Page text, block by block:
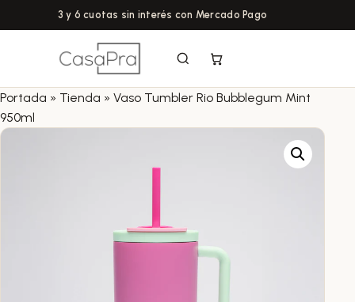
3 y 6 cuotas sin interés con Mercado Pago
Portada » Tienda » Vaso Tumbler Rio Bubblegum Mint
950ml